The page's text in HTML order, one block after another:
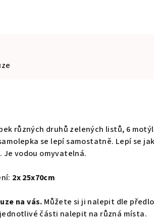
různých druhů zelených listů, 6
se lepí samostatně. Lepí se
Je vodou omyvatelná.
2x 25x70cm
na vás. Můžete si ji nalepit dle
části nalepit na různá místa.